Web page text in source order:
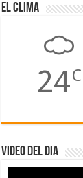
El Clima
24C
Video del dia